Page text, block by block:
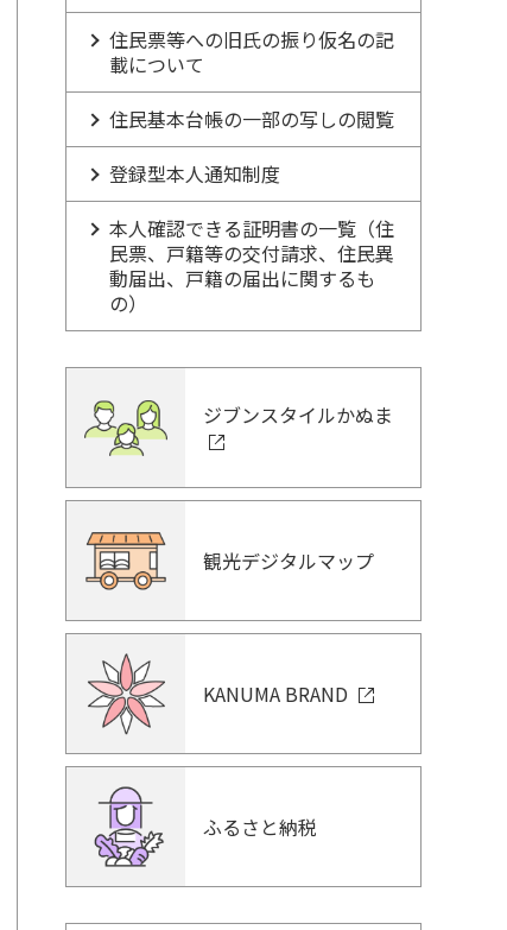
住民票等への旧氏の振り仮名の記
載について
住民基本台帳の一部の写しの閲覧
登録型本人通知制度
本人確認できる証明書の一覧（住
民票、戸籍等の交付請求、住民異
動届出、戸籍の届出に関するも
の）
ジブンスタイルかぬま
観光デジタルマップ
KANUMA BRAND
ふるさと納税